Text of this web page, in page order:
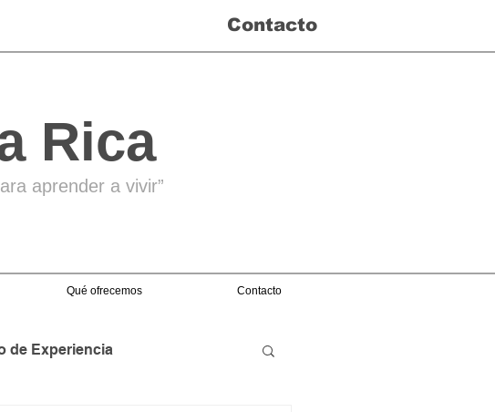
Contacto
Rica
aprender a vivir”
Qué ofrecemos Contacto
de Experiencia